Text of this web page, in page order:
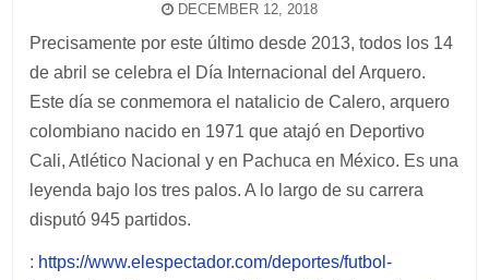
DECEMBER 12, 2018
Precisamente por este último desde 2013, todos los 14
de abril se celebra el Día Internacional del Arquero.
Este día se conmemora el natalicio de Calero, arquero
colombiano nacido en 1971 que atajó en Deportivo
Cali, Atlético Nacional y en Pachuca en México. Es una
leyenda bajo los tres palos. A lo largo de su carrera
disputó 945 partidos.
: https://www.elespectador.com/deportes/futbol-